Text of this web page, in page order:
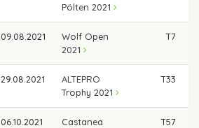
Pölten 2021
09.08.2021
Wolf Open
2021
T7
29.08.2021
ALTEPRO
Trophy 2021
T33
06.10.2021
Castanea
T57